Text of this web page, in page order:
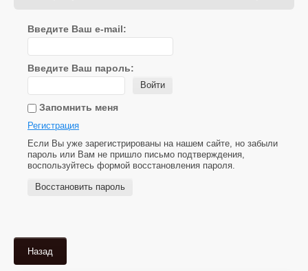
Введите Ваш e-mail:
Введите Ваш пароль:
Войти
Запомнить меня
Регистрация
Если Вы уже зарегистрированы на нашем сайте, но забыли
пароль или Вам не пришло письмо подтверждения,
воспользуйтесь формой восстановления пароля.
Восстановить пароль
Назад